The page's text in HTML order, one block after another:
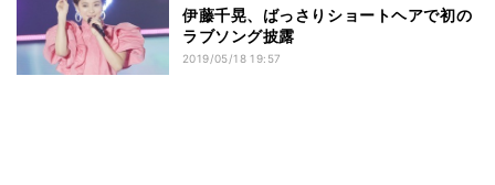
伊藤千晃、ばっさりショートヘアで初の
ラブソング披露
2019/05/18 19:57